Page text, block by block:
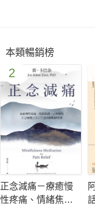
•從人類能量意識角
•人如何在能量場創
活出現失調；以及
•如何發展並運用超
時所扮演的角色。
•第四層實相的特性
•與療癒人際關係相
量帶連接。
•附完整的全彩／黑
本類暢銷榜
2
正念減痛－療癒慢
性疼痛、情緒焦